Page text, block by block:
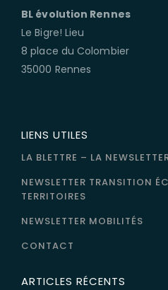
BL évolution Rennes
Le Bigre! Lieu
8 place du Colombier
35000 Rennes
LIENS UTILES
LA BLETTRE – LA
NEWSLETTER TRANSITION
TERRITOIRES
NEWSLETTER MOBILITÉS
CONTACT
ARTICLES RÉCENTS